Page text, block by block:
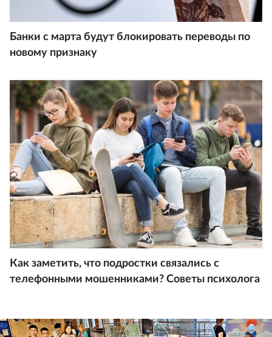
Банки с марта будут блокировать переводы по
новому признаку
Как заметить, что подростки связались с
телефонными мошенниками? Советы психолога